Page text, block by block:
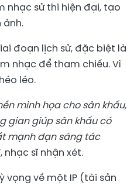
nhạc sử thi hiện đại, tạo
đoạn lịch sử, đặc biệt là
nhạc để tham chiếu. Vì
léo.
minh họa cho sân khấu,
gian giúp sân khấu có
mạnh dạn sáng tác
nhạc sĩ nhận xét.
vọng về một IP (tài sản